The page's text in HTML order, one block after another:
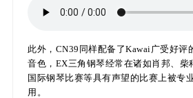
此外，CN39同样配备了Kawai广受好评
音色，EX三角钢琴经常在诸如肖邦、柴
国际钢琴比赛等具有声望的比赛上被专
用。